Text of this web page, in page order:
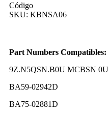
Código
SKU: KBNSA06
Part Numbers Compatibles:
9Z.N5QSN.B0U MCBSN 0U
BA59-02942D
BA75-02881D